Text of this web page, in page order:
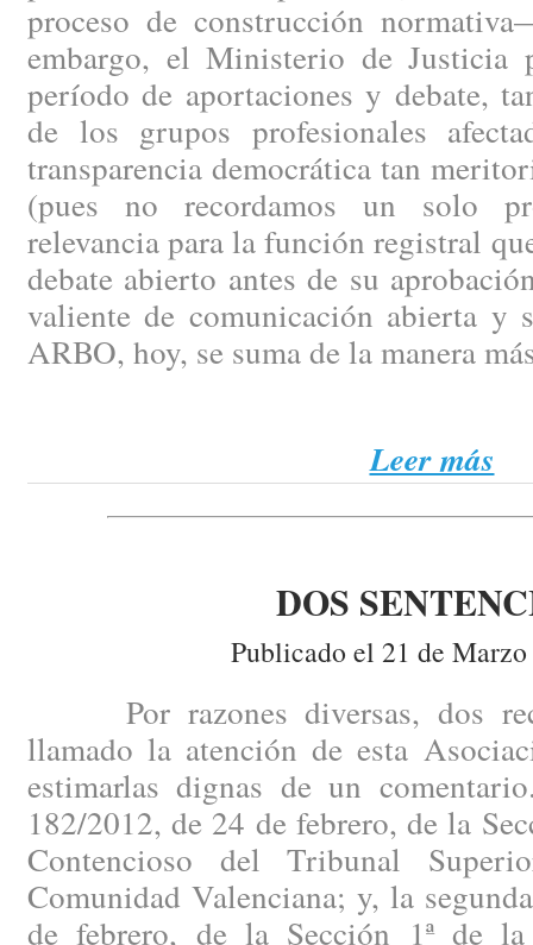
proceso de construcción
embargo, el Ministerio de Justicia
período de aportaciones y debate,
de los grupos profesionales
transparencia democrática tan
(pues no recordamos un solo
relevancia para la función registral
debate abierto antes de su
valiente de comunicación abierta y
ARBO, hoy, se suma de la manera
Leer más
DOS
Publicado el 21 de
Por razones diversas, dos
llamado la atención de esta
estimarlas dignas de un
182/2012, de 24 de febrero, de la
Contencioso del Tribunal
Comunidad Valenciana; y, la
de febrero, de la Sección 1ª de